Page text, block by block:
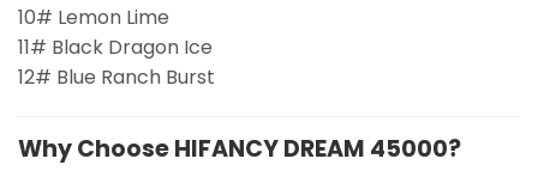
10# Lemon Lime
11# Black Dragon Ice
12# Blue Ranch Burst
Why Choose HIFANCY DREAM 45000?